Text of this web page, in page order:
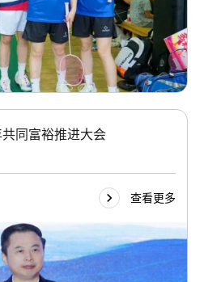
同富裕推进大会
查看更多